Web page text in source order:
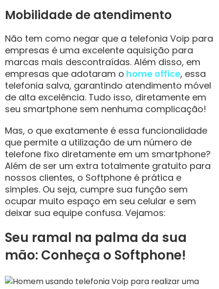
Mobilidade de atendimento
Não tem como negar que a telefonia Voip para
empresas é uma excelente aquisição para
marcas mais descontraídas. Além disso, em
empresas que adotaram o home office, essa
telefonia salva, garantindo atendimento móvel
de alta excelência. Tudo isso, diretamente em
seu smartphone sem nenhuma complicação!
Mas, o que exatamente é essa funcionalidade
que permite a utilização de um número de
telefone fixo diretamente em um smartphone?
Além de ser um extra totalmente gratuito para
nossos clientes, o Softphone é prática e
simples. Ou seja, cumpre sua função sem
ocupar muito espaço em seu celular e sem
deixar sua equipe confusa. Vejamos:
Seu ramal na palma da sua
mão: Conheça o Softphone!